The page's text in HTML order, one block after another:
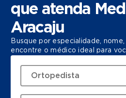
que atenda
Aracaju
Busque por especialidade,
encontre o médico ideal para